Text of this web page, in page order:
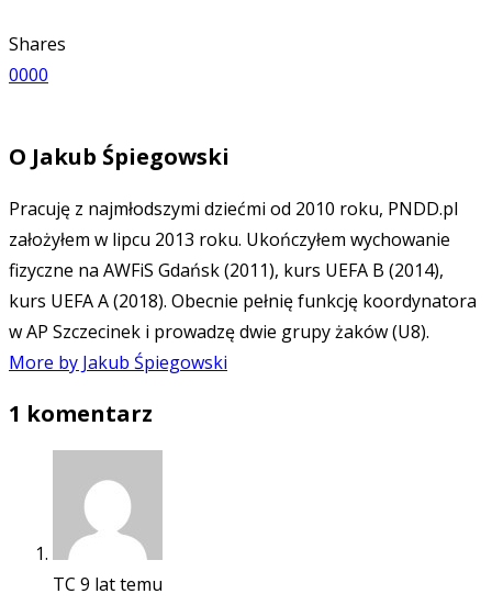
Shares
0000
O Jakub Śpiegowski
Pracuję z najmłodszymi dziećmi od 2010 roku, PNDD.pl
założyłem w lipcu 2013 roku. Ukończyłem wychowanie
fizyczne na AWFiS Gdańsk (2011), kurs UEFA B (2014),
kurs UEFA A (2018). Obecnie pełnię funkcję koordynatora
w AP Szczecinek i prowadzę dwie grupy żaków (U8).
More by Jakub Śpiegowski
1 komentarz
TC 9 lat temu